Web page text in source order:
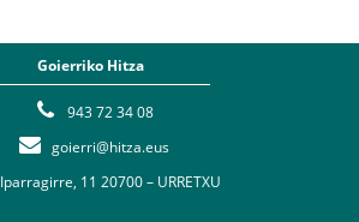
Goierriko Hitza
943 72 34 08
goierri@hitza.eus
Iparragirre, 11 20700 – URRETXU